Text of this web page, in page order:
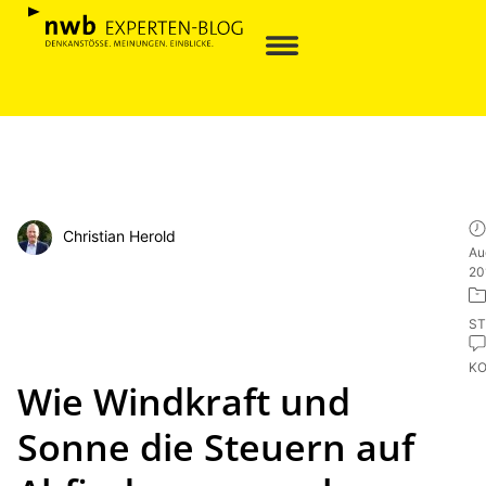
Christian Herold
Wie Windkraft und
Sonne die Steuern auf